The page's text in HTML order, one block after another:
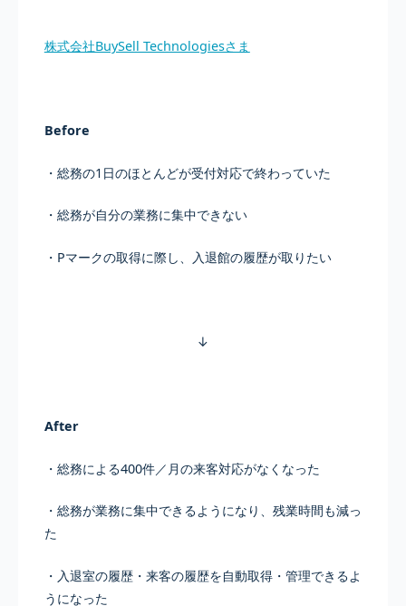
株式会社BuySell Technologiesさま
Before
・総務の1日のほとんどが受付対応で終わっていた
・総務が自分の業務に集中できない
・Pマークの取得に際し、入退館の履歴が取りたい
↓
After
・総務による400件／月の来客対応がなくなった
・総務が業務に集中できるようになり、残業時間も減っ
た
・入退室の履歴・来客の履歴を自動取得・管理できるよ
うになった